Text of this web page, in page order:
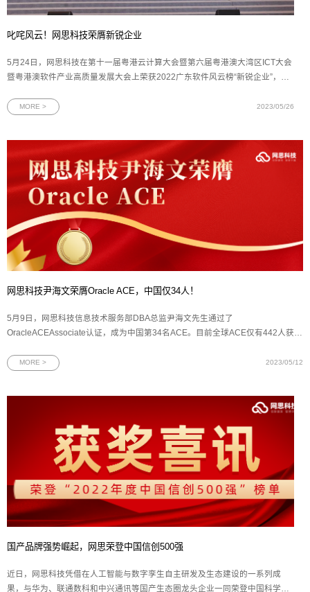
叱咤风云！网思科技荣膺新锐企业
5月24日，网思科技在第十一届粤港云计算大会暨第六届粤港澳大湾区ICT大会
暨粤港澳软件产业高质量发展大会上荣获2022广东软件风云榜“新锐企业”，被
新锐企业奖牌2022年广东软件风云榜由羊城晚报报业集团、广东软件行业协
MORE > 2023/05/26
网思科技尹海文荣膺Oracle ACE，中国仅34人！
5月9日，网思科技信息技术服务部DBA总监尹海文先生通过了
OracleACEAssociate认证，成为中国第34名ACE。目前全球ACE仅有442人获评
方的高度认可。图为ACE Program官网显示信息Oracle ACE项目作为Oracle社区
MORE > 2023/05/12
国产品牌强势崛起，网思荣登中国信创500强
近日，网思科技凭借在人工智能与数字孪生自主研发及生态建设的一系列成
果，与华为、联通数科和中兴通讯等国产生态圈龙头企业一同荣登中国科学院